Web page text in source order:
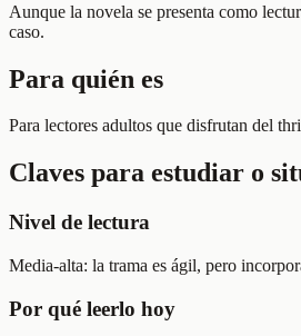
Aunque la novela se presenta como
caso.
Para quién es
Para lectores adultos que disfrutan del
Claves para estudiar o
Nivel de lectura
Media-alta: la trama es ágil, pero
Por qué leerlo hoy